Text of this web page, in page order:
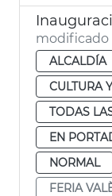
modificado
ALCALDÍA
CULTURA
TODAS
EN
NORMAL
FERIA